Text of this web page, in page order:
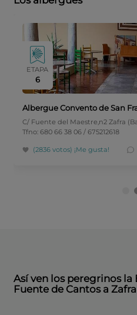
ETAPA
6
Albergue Convento de San
C/ Fuente del Maestre,n2 Zafra
Tfno: 680 66 38 06 / 675212618
(2836 votos) ¡Me gusta!
Así ven los peregrinos la
Fuente de Cantos a Zafra